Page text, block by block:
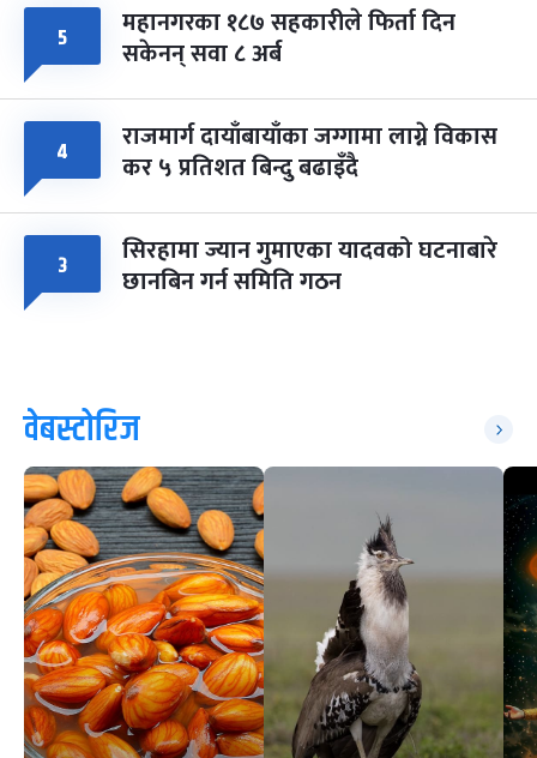
५ महानगरका १८७ सहकारीले फिर्ता दिन
सकेनन् सवा ८ अर्ब
४ राजमार्ग दायाँबायाँका जग्गामा लाग्ने विकास
कर ५ प्रतिशत बिन्दु बढाइँदै
३ सिरहामा ज्यान गुमाएका यादवको घटनाबारे
छानबिन गर्न समिति गठन
वेबस्टोरिज